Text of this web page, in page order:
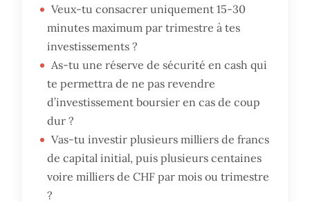
Veux-tu consacrer uniquement 15-30
minutes maximum par trimestre à tes
investissements ?
As-tu une réserve de sécurité en cash qui
te permettra de ne pas revendre
d’investissement boursier en cas de coup
dur ?
Vas-tu investir plusieurs milliers de francs
de capital initial, puis plusieurs centaines
voire milliers de CHF par mois ou trimestre
?